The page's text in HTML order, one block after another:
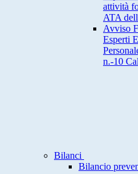
attività
ATA
Avviso
Esperti
n.-10
Bilanci
Bilancio